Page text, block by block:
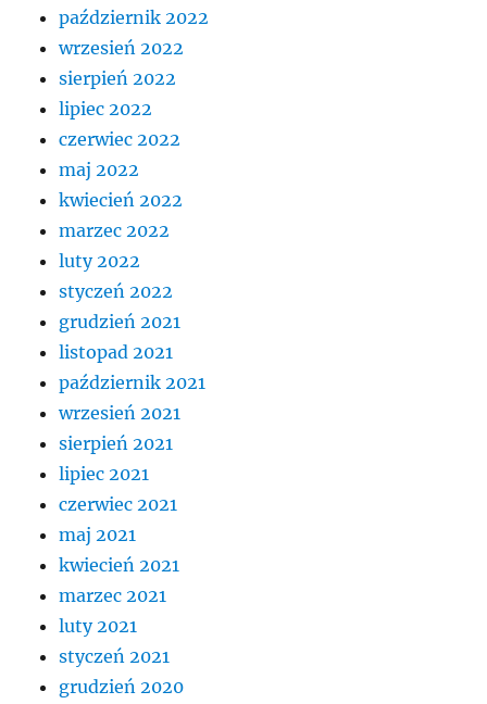
październik 2022
wrzesień 2022
sierpień 2022
lipiec 2022
czerwiec 2022
maj 2022
kwiecień 2022
marzec 2022
luty 2022
styczeń 2022
grudzień 2021
listopad 2021
październik 2021
wrzesień 2021
sierpień 2021
lipiec 2021
czerwiec 2021
maj 2021
kwiecień 2021
marzec 2021
luty 2021
styczeń 2021
grudzień 2020